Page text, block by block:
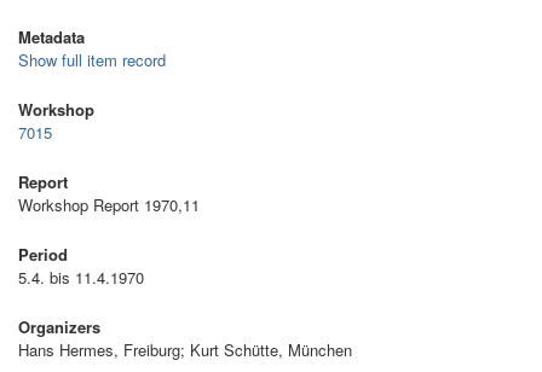
Metadata
Show full item record
Workshop
7015
Report
Workshop Report 1970,11
Period
5.4. bis 11.4.1970
Organizers
Hans Hermes, Freiburg; Kurt Schütte, München